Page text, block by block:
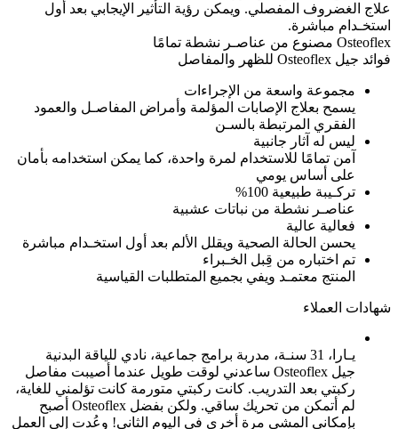
علاج الغضروف المفصلي. ويمكن رؤية التأثير الإيجابي بعد أول
استخـدام مباشرة.
Osteoflex مصنوع من عناصـر نشطة تمامًا
فوائد جيل Osteoflex للظهر والمفاصل
مجموعة واسعة من الإجراءات
يسمح بعلاج الإصابات المؤلمة وأمراض المفاصـل والعمود
الفقري المرتبطة بالسـن
ليس له آثار جانبية
آمن تمامًا للاستخدام لمرة واحدة، كما يمكن استخدامه بأمان
على أساس يومي
تركـيبة طبيعية 100%
عناصـر نشطة من نباتات عشبية
فعالية عالية
يحسن الحالة الصحية ويقلل الألم بعد أول استخـدام مباشرة
تم اختباره من قِبل الخـبراء
المنتج معتمـد ويفي بجميع المتطلبات القياسية
شهادات العملاء
يـارا، 31 سنـة، مدربة برامج جماعية، نادي للياقة البدنية
جيل Osteoflex ساعدني لوقت طويل عندما أصيبت مفاصل
ركبتي بعد التدريب. كانت ركبتي متورمة كانت تؤلمني للغاية،
لم أتمكن من تحريك ساقي. ولكن بفضل Osteoflex أصبح
بإمكاني المشي مرة أخرى في اليوم الثاني! وعُدت إلى العمل